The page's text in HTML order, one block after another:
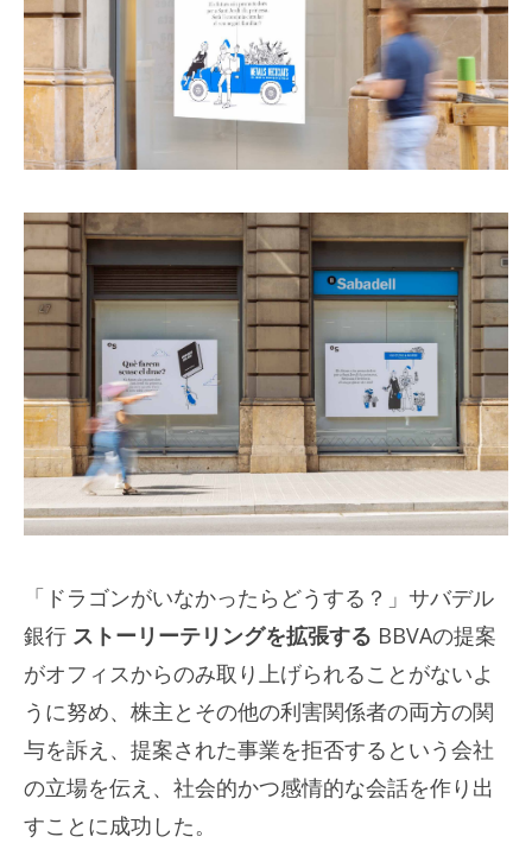
「ドラゴンがいなかったらどうする？」サバデル
銀行 ストーリーテリングを拡張する BBVAの提案
がオフィスからのみ取り上げられることがないよ
うに努め、株主とその他の利害関係者の両方の関
与を訴え、提案された事業を拒否するという会社
の立場を伝え、社会的かつ感情的な会話を作り出
すことに成功した。